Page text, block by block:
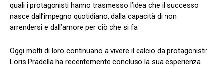
quali i protagonisti hanno trasmesso l’idea che il successo
nasce dall’impegno quotidiano, dalla capacità di non
arrendersi e dall’amore per ciò che si fa.
Oggi molti di loro continuano a vivere il calcio da protagonisti:
Loris Pradella ha recentemente concluso la sua esperienza